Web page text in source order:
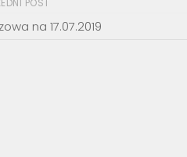
na 17.07.2019